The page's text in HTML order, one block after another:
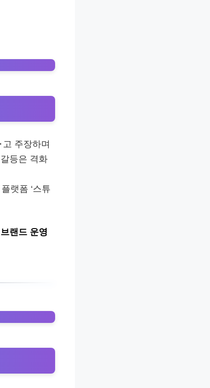
고 주장하며
등은 격화
랫폼 ‘스튜
랜드 운영